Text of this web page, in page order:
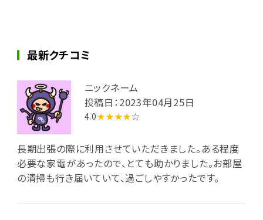
最新クチコミ
ニックネーム
投稿日：2023年04月25日
4.0★★★★☆
長期出張の際に利用させていただきました。ある程度
必要な家電があったので、とても助かりました。お部屋
の清掃も行き届いていて、過ごしやすかったです。